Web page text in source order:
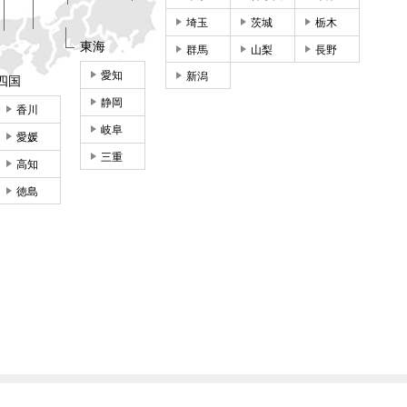
埼玉 茨城 栃木
群馬 山梨 長野
新潟
東海
愛知
静岡
岐阜
三重
国
香川
愛媛
高知
徳島